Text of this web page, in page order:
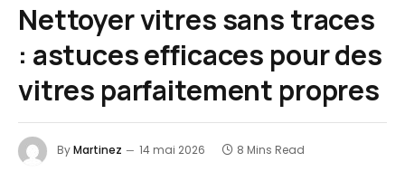
Nettoyer vitres sans traces
: astuces efficaces pour des
vitres parfaitement propres
ByMartinez 14 mai 2026 8 Mins Read